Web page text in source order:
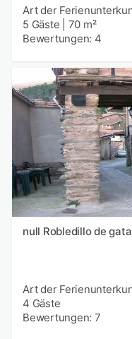
Art der
5 Gäste
70 m²
Bewertungen: 4
null Robledillo de gata
Art der
4 Gäste
Bewertungen: 7